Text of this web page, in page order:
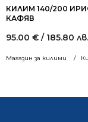
Магазин за килими
КИЛИМ 140/200
КАФЯВ
95.00 € / 185.80 лв.